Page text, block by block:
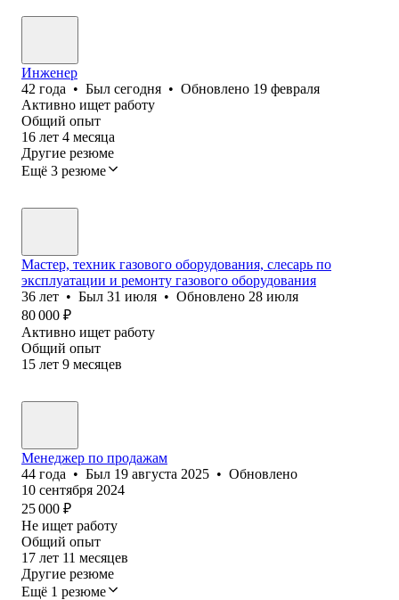
Инженер
42 года • Был сегодня • Обновлено 19 февраля
Активно ищет работу
Общий опыт
16 лет 4 месяца
Другие резюме
Ещё 3 резюме
Мастер, техник газового оборудования, слесарь по
эксплуатации и ремонту газового оборудования
36 лет • Был 31 июля • Обновлено 28 июля
80 000 ₽
Активно ищет работу
Общий опыт
15 лет 9 месяцев
Менеджер по продажам
44 года • Был 19 августа 2025 • Обновлено
10 сентября 2024
25 000 ₽
Не ищет работу
Общий опыт
17 лет 11 месяцев
Другие резюме
Ещё 1 резюме